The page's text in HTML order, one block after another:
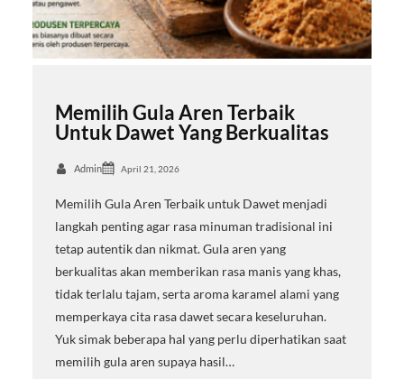
Memilih Gula Aren Terbaik
Untuk Dawet Yang Berkualitas
Admin April 21, 2026
Memilih Gula Aren Terbaik untuk Dawet menjadi
langkah penting agar rasa minuman tradisional ini
tetap autentik dan nikmat. Gula aren yang
berkualitas akan memberikan rasa manis yang khas,
tidak terlalu tajam, serta aroma karamel alami yang
memperkaya cita rasa dawet secara keseluruhan.
Yuk simak beberapa hal yang perlu diperhatikan saat
memilih gula aren supaya hasil…